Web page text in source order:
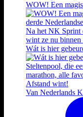
WOW! Een
Wát is hier
Van Nederlands